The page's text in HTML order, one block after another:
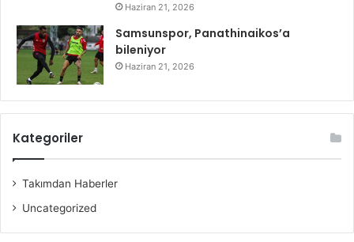
Haziran 21, 2026
Samsunspor, Panathinaikos’a
bileniyor
Haziran 21, 2026
Kategoriler
Takımdan Haberler
Uncategorized